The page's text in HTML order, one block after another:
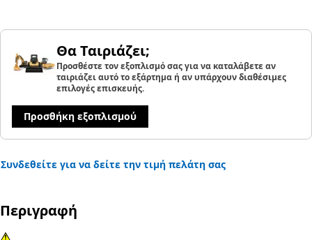
Θα Ταιριάζει;
Προσθέστε τον εξοπλισμό σας για να καταλάβετε αν
ταιριάζει αυτό το εξάρτημα ή αν υπάρχουν διαθέσιμες
επιλογές επισκευής.
Προσθήκη εξοπλισμού
Συνδεθείτε για να δείτε την τιμή πελάτη σας
Περιγραφή